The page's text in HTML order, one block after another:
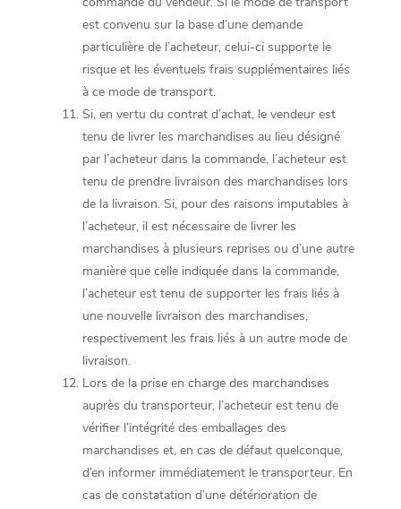
est convenu sur la base d’une demande
particulière de l’acheteur, celui-ci supporte le
risque et les éventuels frais supplémentaires liés
à ce mode de transport.
Si, en vertu du contrat d’achat, le vendeur est
tenu de livrer les marchandises au lieu désigné
par l’acheteur dans la commande, l’acheteur est
tenu de prendre livraison des marchandises lors
de la livraison. Si, pour des raisons imputables à
l’acheteur, il est nécessaire de livrer les
marchandises à plusieurs reprises ou d’une autre
manière que celle indiquée dans la commande,
l’acheteur est tenu de supporter les frais liés à
une nouvelle livraison des marchandises,
respectivement les frais liés à un autre mode de
livraison.
Lors de la prise en charge des marchandises
auprès du transporteur, l’acheteur est tenu de
vérifier l’intégrité des emballages des
marchandises et, en cas de défaut quelconque,
d’en informer immédiatement le transporteur. En
cas de constatation d’une détérioration de